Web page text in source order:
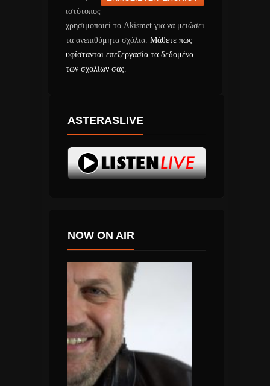
ιστότοπος
χρησιμοποιεί το Akismet για να μειώσει
τα ανεπιθύμητα σχόλια. Μάθετε πώς
υφίστανται επεξεργασία τα δεδομένα
των σχολίων σας.
ASTERASLIVE
NOW ON AIR